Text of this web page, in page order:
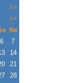
>>
>>
Ne
6
7
14
21
28